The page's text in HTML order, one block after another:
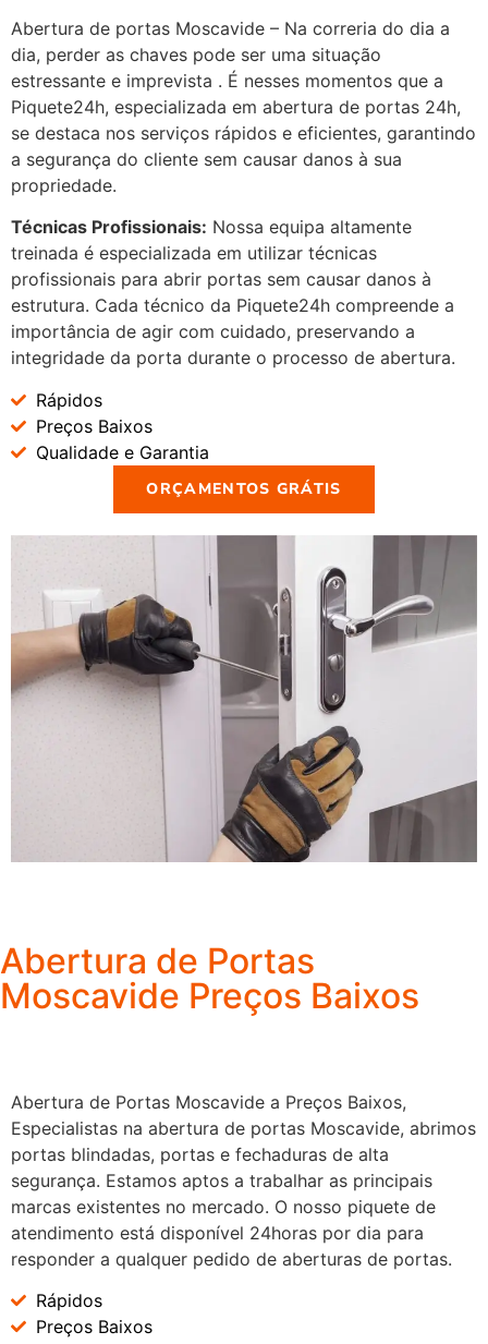
Abertura de portas Moscavide – Na correria do dia a
dia, perder as chaves pode ser uma situação
estressante e imprevista . É nesses momentos que a
Piquete24h, especializada em abertura de portas 24h,
se destaca nos serviços rápidos e eficientes, garantindo
a segurança do cliente sem causar danos à sua
propriedade.
Técnicas Profissionais: Nossa equipa altamente
treinada é especializada em utilizar técnicas
profissionais para abrir portas sem causar danos à
estrutura. Cada técnico da Piquete24h compreende a
importância de agir com cuidado, preservando a
integridade da porta durante o processo de abertura.
Rápidos
Preços Baixos
Qualidade e Garantia
ORÇAMENTOS GRÁTIS
Abertura de Portas
Moscavide Preços Baixos
Abertura de Portas Moscavide a Preços Baixos,
Especialistas na abertura de portas Moscavide, abrimos
portas blindadas, portas e fechaduras de alta
segurança. Estamos aptos a trabalhar as principais
marcas existentes no mercado. O nosso piquete de
atendimento está disponível 24horas por dia para
responder a qualquer pedido de aberturas de portas.
Rápidos
Preços Baixos